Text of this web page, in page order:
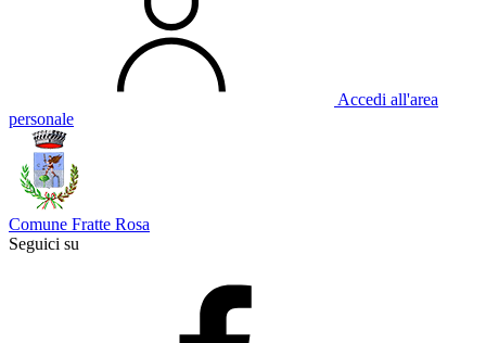
Accedi all'area
personale
Comune Fratte Rosa
Seguici su